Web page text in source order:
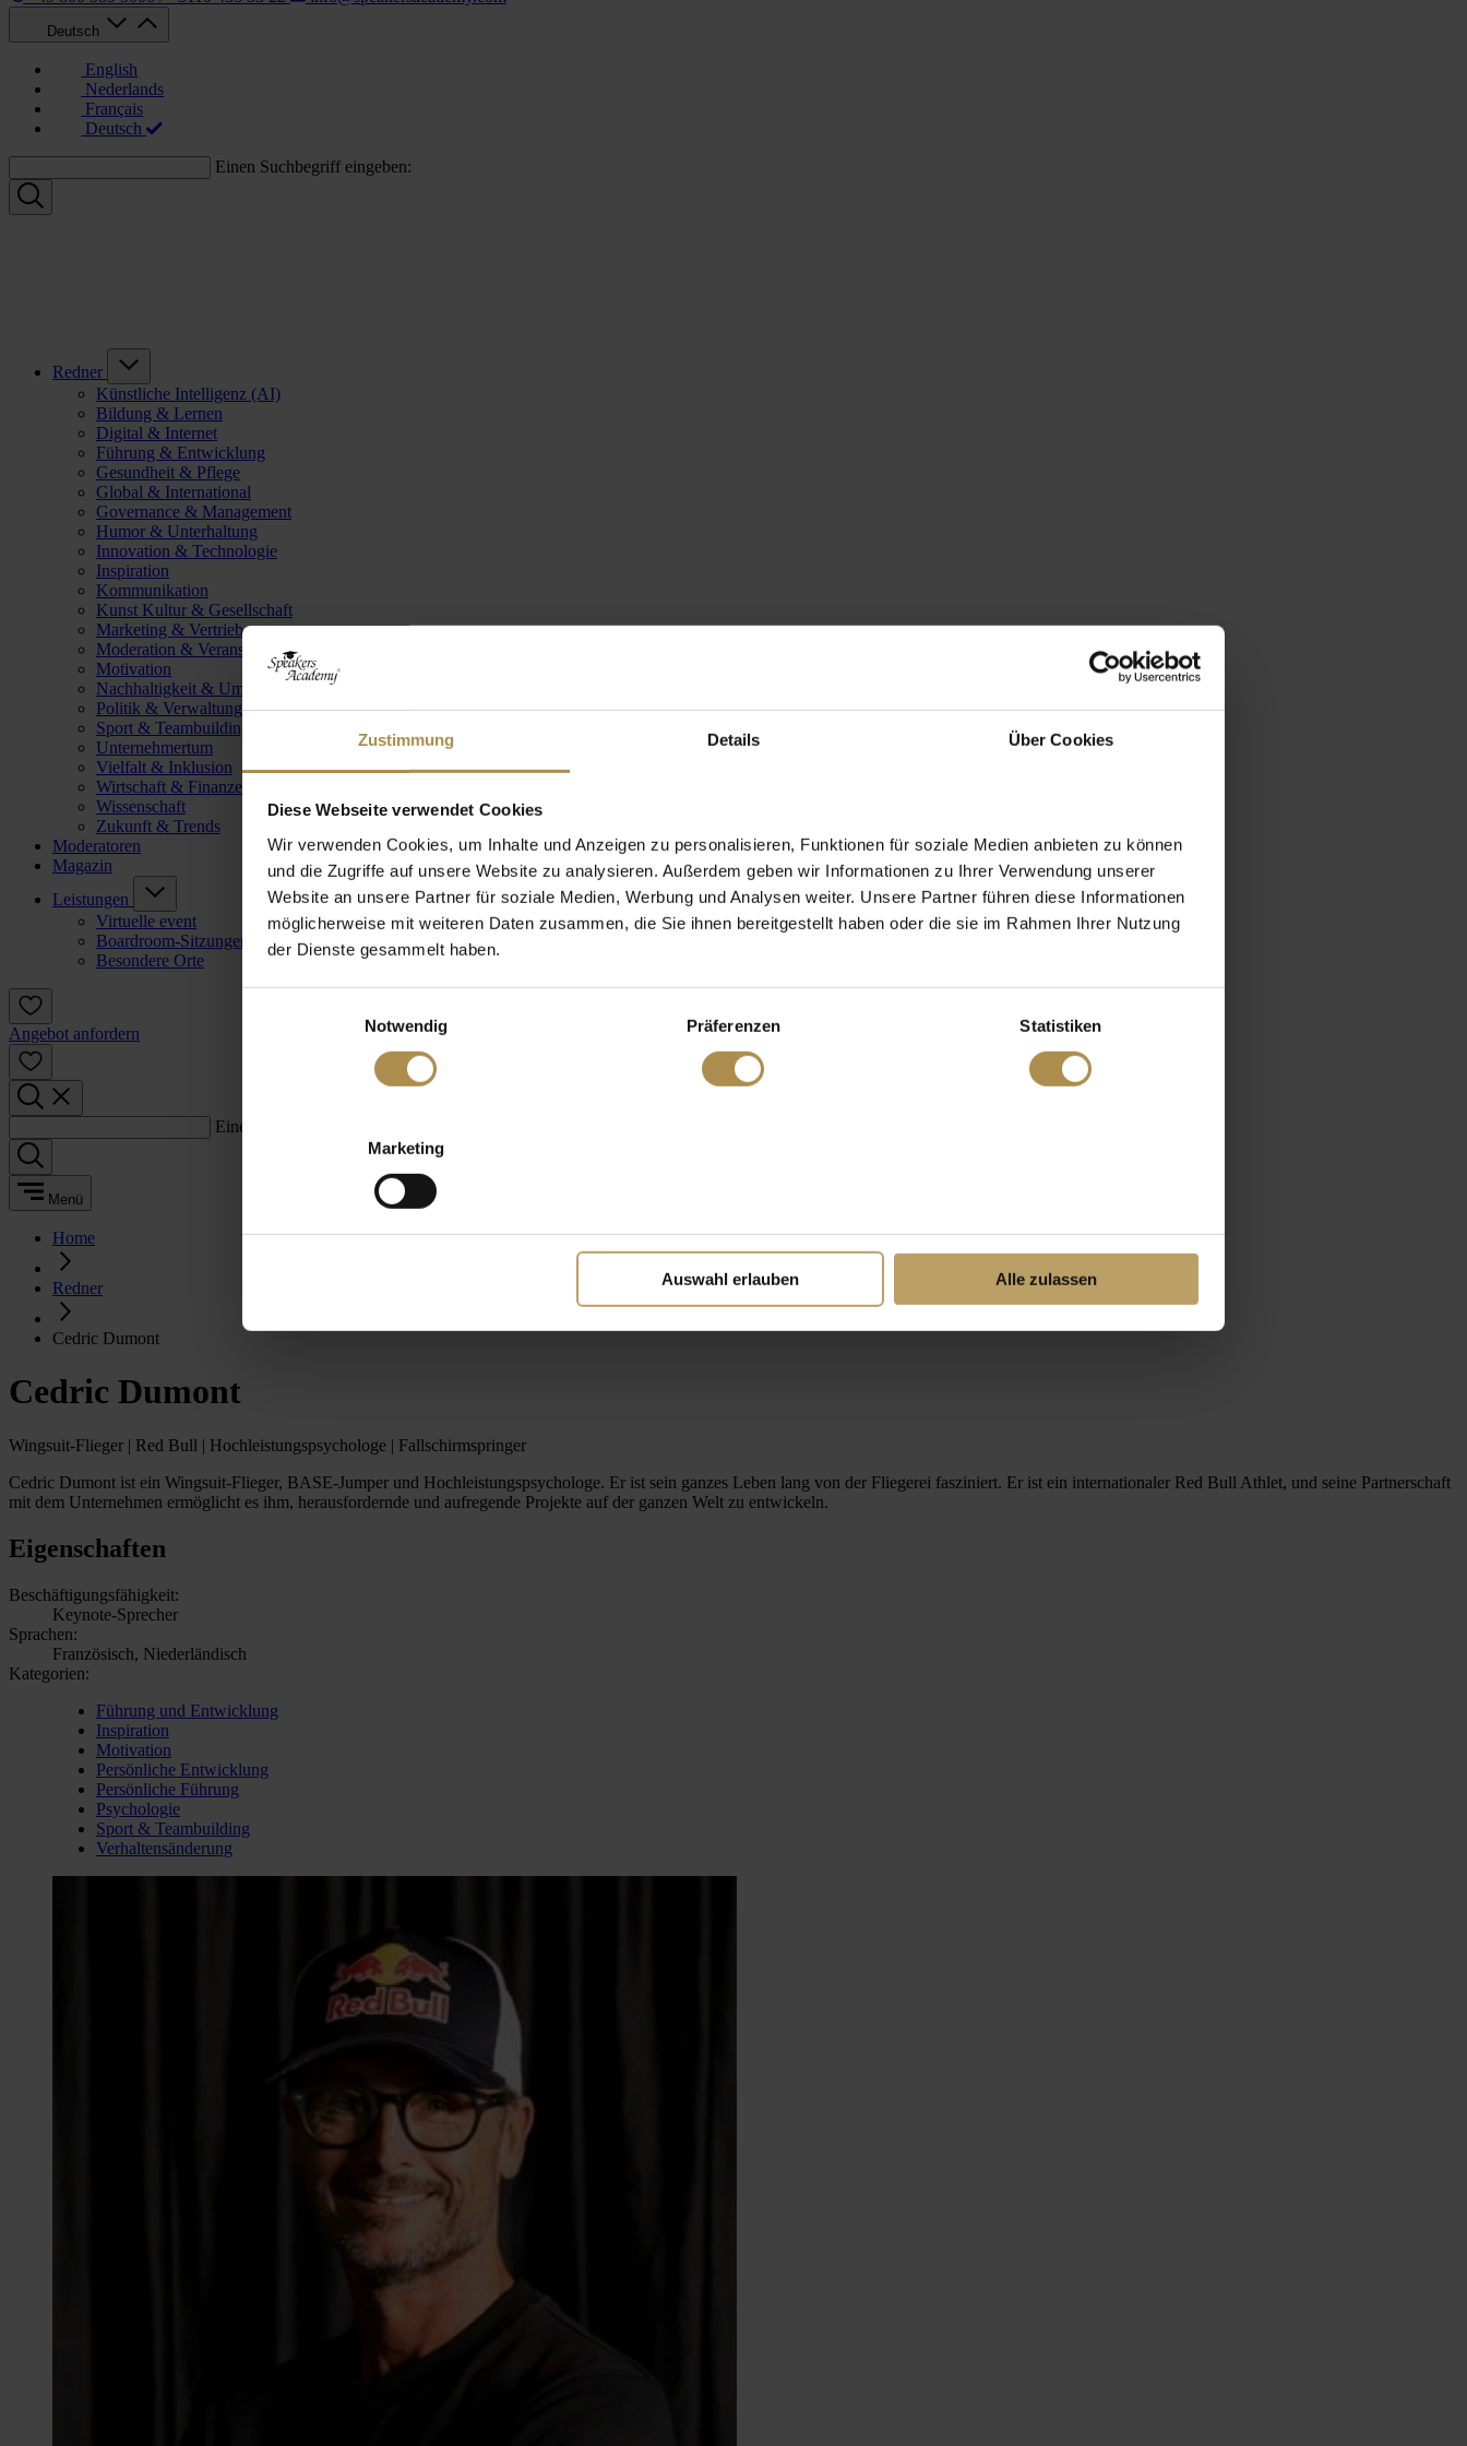
Zustimmung Details Über Cookies
Diese Webseite verwendet Cookies
Wir verwenden Cookies, um Inhalte und Anzeigen zu personalisieren, Funktionen für soziale Medien anbieten zu können
und die Zugriffe auf unsere Website zu analysieren. Außerdem geben wir Informationen zu Ihrer Verwendung unserer
Website an unsere Partner für soziale Medien, Werbung und Analysen weiter. Unsere Partner führen diese Informationen
möglicherweise mit weiteren Daten zusammen, die Sie ihnen bereitgestellt haben oder die sie im Rahmen Ihrer Nutzung
der Dienste gesammelt haben.
Notwendig
Präferenzen Statistiken
Marketing
Auswahl erlauben Alle zulassen
Deutsch
English
Nederlands
Français
Deutsch
Einen Suchbegriff eingeben:
Redner
Künstliche Intelligenz (AI)
Bildung & Lernen
Digital & Internet
Führung & Entwicklung
Gesundheit & Pflege
Global & International
Governance & Management
Humor & Unterhaltung
Innovation & Technologie
Inspiration
Kommunikation
Kunst Kultur & Gesellschaft
Marketing & Vertrieb
Moderation & Veranstaltungsleitung
Motivation
Nachhaltigkeit & Umwelt
Politik & Verwaltung
Sport & Teambuilding
Unternehmertum
Vielfalt & Inklusion
Wirtschaft & Finanzen
Wissenschaft
Zukunft & Trends
Moderatoren
Magazin
Leistungen
Virtuelle event
Boardroom-Sitzungen
Besondere Orte
Angebot anfordern
Einen Suchbegriff eingeben:
Menü
Home
Redner
Cedric Dumont
Cedric Dumont
Wingsuit-Flieger | Red Bull | Hochleistungspsychologe | Fallschirmspringer
Cedric Dumont ist ein Wingsuit-Flieger, BASE-Jumper und Hochleistungspsychologe. Er ist sein ganzes Leben lang von der Fliegerei fasziniert. Er ist ein internationaler Red Bull Athlet, und seine Partnerschaft
mit dem Unternehmen ermöglicht es ihm, herausfordernde und aufregende Projekte auf der ganzen Welt zu entwickeln.
Eigenschaften
Beschäftigungsfähigkeit:
Keynote-Sprecher
Sprachen:
Französisch, Niederländisch
Kategorien:
Führung und Entwicklung
Inspiration
Motivation
Persönliche Entwicklung
Persönliche Führung
Psychologie
Sport & Teambuilding
Verhaltensänderung